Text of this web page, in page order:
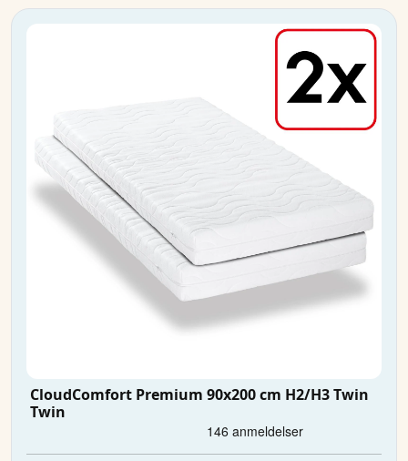
CloudComfort Premium 90x200 cm H2/H3 Twin
Twin